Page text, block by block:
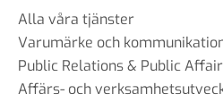
Alla våra tjänster
Varumärke och
Public Relations & Public
Affärs- och